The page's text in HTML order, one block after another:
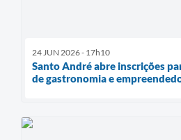
24 JUN 2026 - 17h10
Santo André abre inscrições
de gastronomia e